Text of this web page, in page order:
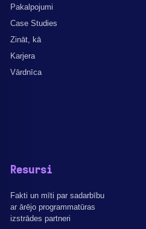
Pakalpojumi
Case Studies
Zināt, kā
Karjera
Vārdnīca
Resursi
Fakti un mīti par sadarbību
ar ārējo programmatūras
izstrādes partneri